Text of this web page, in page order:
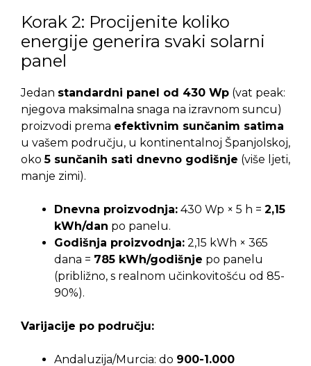
Korak 2: Procijenite koliko
energije generira svaki solarni
panel
Jedan standardni panel od 430 Wp (vat peak:
njegova maksimalna snaga na izravnom suncu)
proizvodi prema efektivnim sunčanim satima
u vašem području, u kontinentalnoj Španjolskoj,
oko5 sunčanih sati dnevno godišnje (više ljeti,
manje zimi).
Dnevna proizvodnja: 430 Wp × 5 h = 2,15
kWh/dan po panelu.
Godišnja proizvodnja: 2,15 kWh × 365
dana = 785 kWh/godišnje po panelu
(približno, s realnom učinkovitošću od 85-
90%).
Varijacije po području:
Andaluzija/Murcia: do 900-1.000